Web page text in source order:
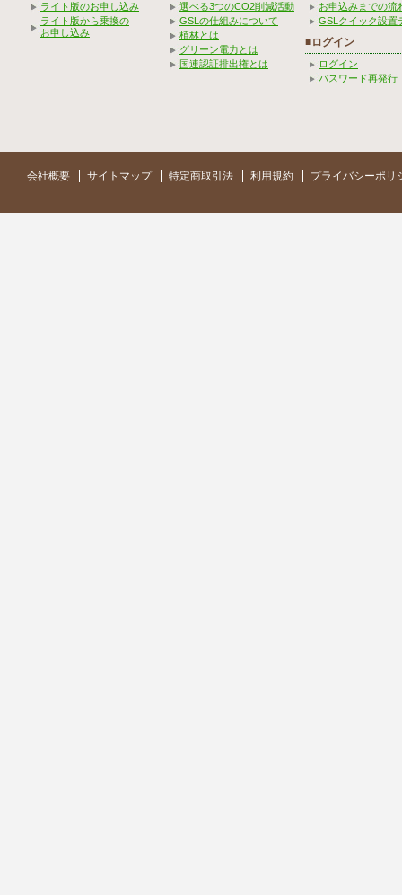
ライト版のお申し込み
ライト版から乗換の
お申し込み
選べる3つのCO2削減活動
GSLの仕組みについて
植林とは
グリーン電力とは
国連認証排出権とは
お申込みまでの流
GSLクイック設置
■ログイン
ログイン
パスワード再発行
会社概要 サイトマップ 特定商取引法 利用規約 プライバシーポリ